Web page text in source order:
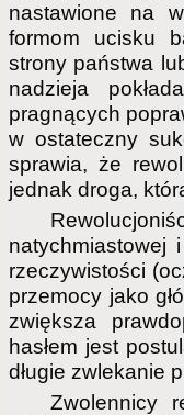
nastawione na
formom ucisku
strony państwa
nadzieja
pragnących
w ostateczny
sprawia, że
jednak droga,
natychmiastowej
rzeczywistości
przemocy jako
zwiększa
hasłem jest
długie zwlekanie
Zwolennicy